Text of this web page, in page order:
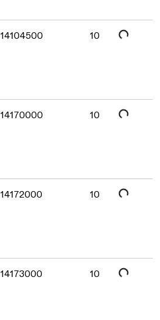
14104500 10
14170000 10
Daten werden geladen. Bitte warten...
14172000 10
Daten werden geladen. Bitte warten...
14173000 10
Daten werden geladen. Bitte warten...